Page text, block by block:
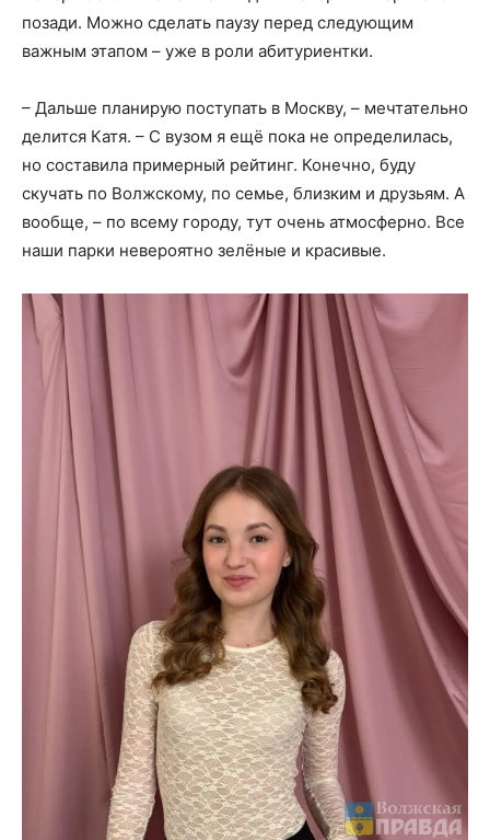
позади. Можно сделать паузу перед следующим
важным этапом – уже в роли абитуриентки.
– Дальше планирую поступать в Москву, – мечтательно
делится Катя. – С вузом я ещё пока не определилась,
но составила примерный рейтинг. Конечно, буду
скучать по Волжскому, по семье, близким и друзьям. А
вообще, – по всему городу, тут очень атмосферно. Все
наши парки невероятно зелёные и красивые.